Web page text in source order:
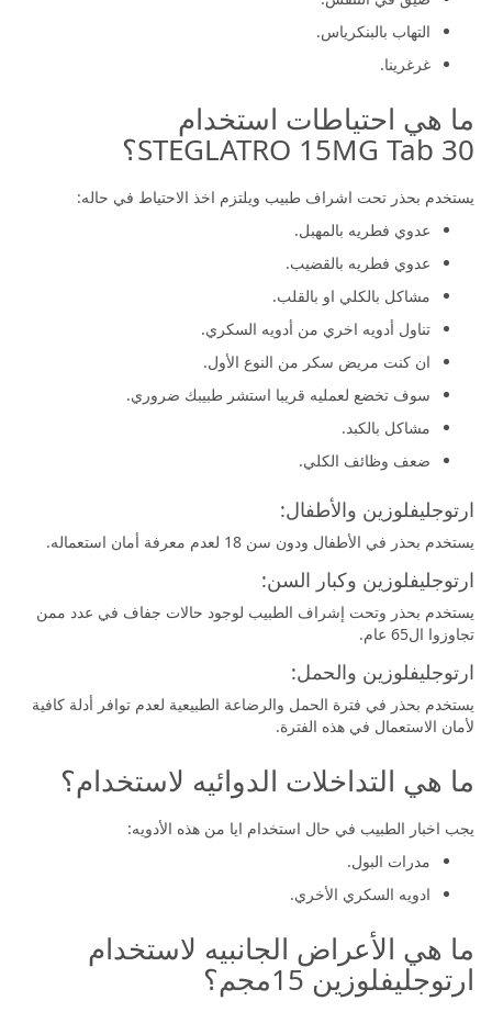
التهاب بالبنكرياس.
غرغرينا.
ما هي احتياطات استخدام
STEGLATRO 15MG Tab 30؟
يستخدم بحذر تحت اشراف طبيب ويلتزم اخذ الاحتياط في حاله:
عدوي فطريه بالمهبل.
عدوي فطريه بالقضيب.
مشاكل بالكلي او بالقلب.
تناول أدويه اخري من أدويه السكري.
ان كنت مريض سكر من النوع الأول.
سوف تخضع لعمليه قريبا استشر طبيبك ضروري.
مشاكل بالكبد.
ضعف وظائف الكلي.
ارتوجليفلوزين والأطفال:
يستخدم بحذر في الأطفال ودون سن 18 لعدم معرفة أمان استعماله.
ارتوجليفلوزين وكبار السن:
يستخدم بحذر وتحت إشراف الطبيب لوجود حالات جفاف في عدد ممن
تجاوزوا ال65 عام.
ارتوجليفلوزين والحمل:
يستخدم بحذر في فترة الحمل والرضاعة الطبيعية لعدم توافر أدلة كافية
لأمان الاستعمال في هذه الفترة.
ما هي التداخلات الدوائيه لاستخدام؟
يجب اخبار الطبيب في حال استخدام ايا من هذه الأدويه:
مدرات البول.
ادويه السكري الأخري.
ما هي الأعراض الجانبيه لاستخدام
ارتوجليفلوزين 15مجم؟